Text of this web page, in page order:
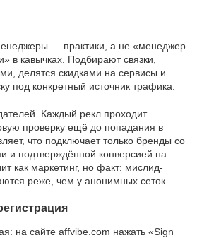
— практики, а не «менеджер
в кавычках. Подбирают связки,
делятся скидками на сервисы и
под конкретный источник трафика.
Каждый рекл проходит
проверку ещё до попадания в
что подключает только бренды со
и подтверждённой конверсией на
как маркетинг, но факт: мислид-
реже, чем у анонимных сеток.
на сайте affvibe.com нажать «Sign